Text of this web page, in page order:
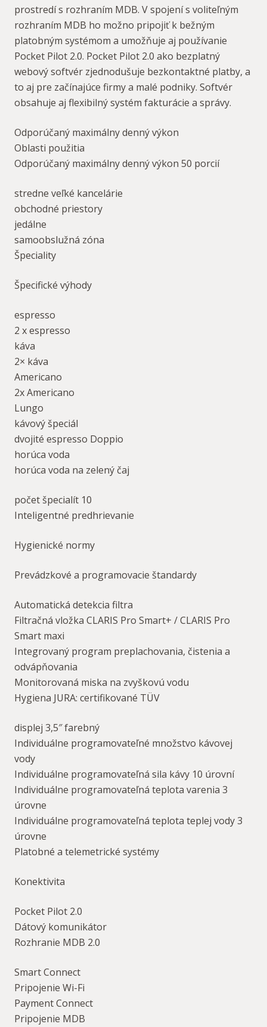
prostredí s rozhraním MDB. V spojení s voliteľným
rozhraním MDB ho možno pripojiť k bežným
platobným systémom a umožňuje aj používanie
Pocket Pilot 2.0. Pocket Pilot 2.0 ako bezplatný
webový softvér zjednodušuje bezkontaktné platby, a
to aj pre začínajúce firmy a malé podniky. Softvér
obsahuje aj flexibilný systém fakturácie a správy.
Odporúčaný maximálny denný výkon
Oblasti použitia
Odporúčaný maximálny denný výkon 50 porcií
stredne veľké kancelárie
obchodné priestory
jedálne
samoobslužná zóna
Špeciality
Špecifické výhody
espresso
2 x espresso
káva
2× káva
Americano
2x Americano
Lungo
kávový špeciál
dvojité espresso Doppio
horúca voda
horúca voda na zelený čaj
počet špecialít 10
Inteligentné predhrievanie
Hygienické normy
Prevádzkové a programovacie štandardy
Automatická detekcia filtra
Filtračná vložka CLARIS Pro Smart+ / CLARIS Pro
Smart maxi
Integrovaný program preplachovania, čistenia a
odvápňovania
Monitorovaná miska na zvyškovú vodu
Hygiena JURA: certifikované TÜV
displej 3,5″ farebný
Individuálne programovateľné množstvo kávovej
vody
Individuálne programovateľná sila kávy 10 úrovní
Individuálne programovateľná teplota varenia 3
úrovne
Individuálne programovateľná teplota teplej vody 3
úrovne
Platobné a telemetrické systémy
Konektivita
Pocket Pilot 2.0
Dátový komunikátor
Rozhranie MDB 2.0
Smart Connect
Pripojenie Wi-Fi
Payment Connect
Pripojenie MDB